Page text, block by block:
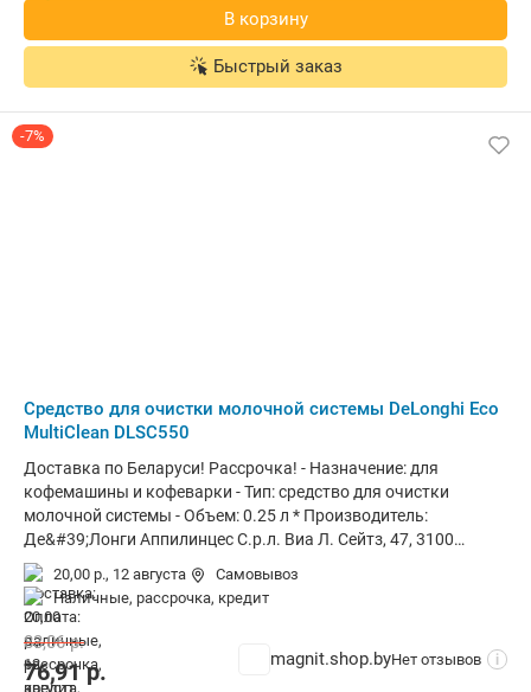
В корзину
Быстрый заказ
-7%
Средство для очистки молочной системы DeLonghi Eco
MultiClean DLSC550
Доставка по Беларуси! Рассрочка! - Назначение: для
кофемашины и кофеварки - Тип: средство для очистки
молочной системы - Объем: 0.25 л * Производитель:
Де&#39;Лонги Аппилинцес С.р.л. Виа Л. Сейтз, 47, 3100
Тревисо, Италия * Завод-изготовитель: Романия Срл, Стр.
Леонардо Да Винчи, Нр.1,407352, Джуку-Хергхелие
Джуд.Слудж * Импортер в РБ: Электросервис и КО ООО,
220012, Минск, ул. Чернышевского, 10А, ком. 412А3 *
Гарантийный срок: не установлен * Срок службы: не
установлен
20,00 р., 12 августа
Самовывоз
наличные, рассрочка, кредит
76,91р.
83,06р.
magnit.shop.byНет отзывов i